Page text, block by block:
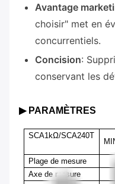
Avantage
choisir" met en
concurrentiels.
Concision:
conservant les
▶ PARAMÈTRES
SCA1kΩ/SCA240T
Plage de mesure
Axe de mesure